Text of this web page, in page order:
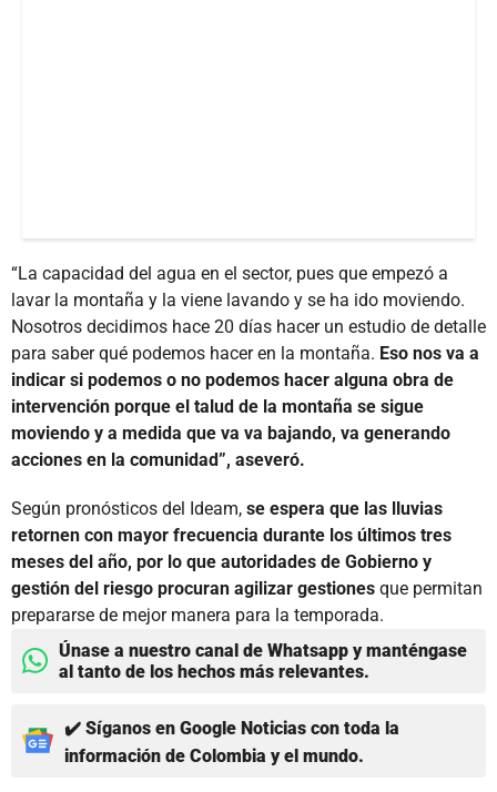
“La capacidad del agua en el sector, pues que empezó a
lavar la montaña y la viene lavando y se ha ido moviendo.
Nosotros decidimos hace 20 días hacer un estudio de detalle
para saber qué podemos hacer en la montaña. Eso nos va a
indicar si podemos o no podemos hacer alguna obra de
intervención porque el talud de la montaña se sigue
moviendo y a medida que va va bajando, va generando
acciones en la comunidad”, aseveró.
Según pronósticos del Ideam, se espera que las lluvias
retornen con mayor frecuencia durante los últimos tres
meses del año, por lo que autoridades de Gobierno y
gestión del riesgo procuran agilizar gestiones que permitan
prepararse de mejor manera para la temporada.
Únase a nuestro canal de Whatsapp y manténgase
al tanto de los hechos más relevantes.
✔️ Síganos en Google Noticias con toda la
información de Colombia y el mundo.